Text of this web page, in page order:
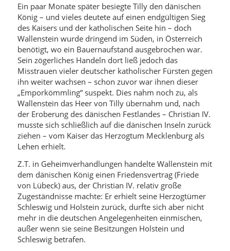
Ein paar Monate später besiegte Tilly den dänischen
König – und vieles deutete auf einen endgültigen Sieg
des Kaisers und der katholischen Seite hin – doch
Wallenstein wurde dringend im Süden, in Österreich
benötigt, wo ein Bauernaufstand ausgebrochen war.
Sein zögerliches Handeln dort ließ jedoch das
Misstrauen vieler deutscher katholischer Fürsten gegen
ihn weiter wachsen – schon zuvor war ihnen dieser
„Emporkömmling“ suspekt. Dies nahm noch zu, als
Wallenstein das Heer von Tilly übernahm und, nach
der Eroberung des dänischen Festlandes – Christian IV.
musste sich schließlich auf die dänischen Inseln zurück
ziehen – vom Kaiser das Herzogtum Mecklenburg als
Lehen erhielt.
Z.T. in Geheimverhandlungen handelte Wallenstein mit
dem dänischen König einen Friedensvertrag (Friede
von Lübeck) aus, der Christian IV. relativ große
Zugeständnisse machte: Er erhielt seine Herzogtümer
Schleswig und Holstein zurück, durfte sich aber nicht
mehr in die deutschen Angelegenheiten einmischen,
außer wenn sie seine Besitzungen Holstein und
Schleswig betrafen.